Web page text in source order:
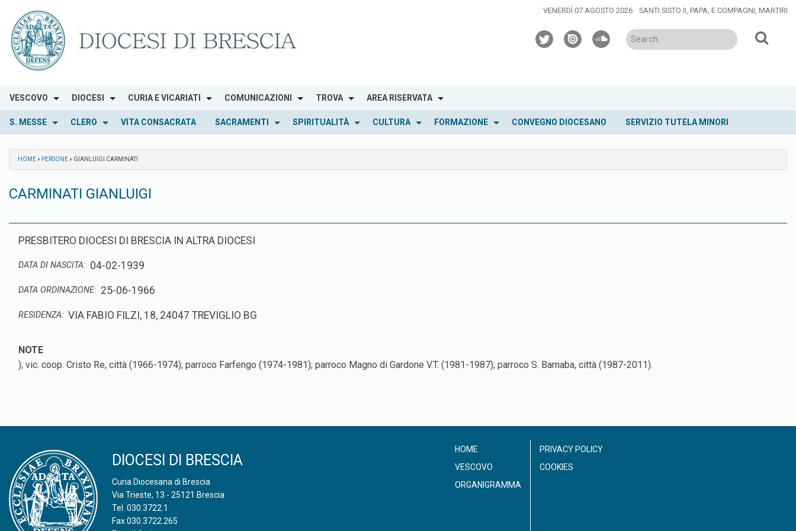
content
VENERDÌ 07 AGOSTO 2026 SANTI SISTO II, PAPA, E COMPAGNI, MARTIRI
twitterissuusoundcloud
VESCOVO DIOCESI CURIA E VICARIATI COMUNICAZIONI TROVA AREA RISERVATA
S. MESSE CLERO VITA CONSACRATA SACRAMENTI SPIRITUALITÀ CULTURA FORMAZIONE CONVEGNO DIOCESANO SERVIZIO TUTELA MINORI
HOME» PERSONE» GIANLUIGI CARMINATI
CARMINATI GIANLUIGI
PRESBITERO DIOCESI DI BRESCIA IN ALTRA DIOCESI
DATA DI NASCITA: 04-02-1939
DATA ORDINAZIONE: 25-06-1966
RESIDENZA: VIA FABIO FILZI, 18, 24047 TREVIGLIO BG
); vic. coop. Cristo Re, città (1966-1974); parroco Farfengo (1974-1981); parroco Magno di Gardone V.T. (1981-1987); parroco S. Barnaba, città (1987-2011).
DIOCESI DI BRESCIA
Curia Diocesana di Brescia
Via Trieste, 13 - 25121 Brescia
Tel. 030.3722.1
Fax 030.3722.265
HOME
VESCOVO
ORGANIGRAMMA
PRIVACY POLICY
COOKIES